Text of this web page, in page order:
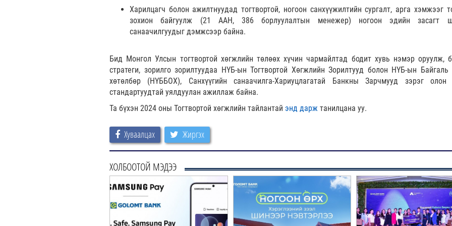
Харилцагч болон ажилтнуудад тогтвортой, ногоон санхүүжилтийн сургалт, арга хэмжээг
зохион байгуулж (21 ААН, 386 борлуулалтын менежер) ногоон эдийн засагт
санаачилгуудыг дэмжсээр байна.
Бид Монгол Улсын тогтвортой хөгжлийн төлөөх хүчин чармайлтад бодит хувь нэмэр оруулж,
стратеги, зорилго зорилтуудаа НҮБ-ын Тогтвортой Хөгжлийн Зорилтууд болон НҮБ-ын
хөтөлбөр (НҮББОХ), Санхүүгийн санаачилга-Хариуцлагатай Банкны Зарчмууд зэрэг олон
стандартуудтай уялдуулан ажиллаж байна.
Та бүхэн 2024 оны Тогтвортой хөгжлийн тайлантай энд дарж танилцана уу.
Хуваалцах Жиргэх
ХОЛБООТОЙ МЭДЭЭ